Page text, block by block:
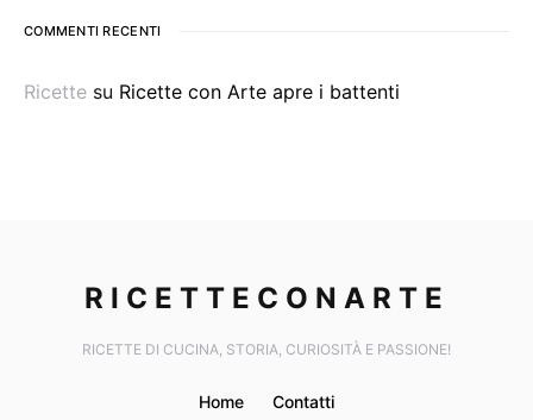
COMMENTI RECENTI
Ricette su Ricette con Arte apre i battenti
RICETTECONARTE
RICETTE DI CUCINA, STORIA, CURIOSITÀ E PASSIONE!
Home Contatti